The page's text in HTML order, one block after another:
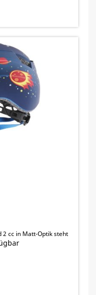
2 cc in Matt-Optik steht
beruhigt sein:
den Nachwuchs